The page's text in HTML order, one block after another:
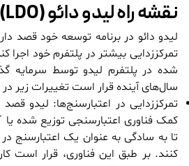
نقشه راه لیدو دائو (LDO)
لیدو دائو در برنامه توسعه خود قصد
تمرکززدایی بیشتر در پلتفرم خود اجرا
شده در پلتفرم لیدو توسط سرمایه
سال‌های آینده قرار است تغییرات زیر در Lido DAO اتفاق بیافتد:
تمرکززدایی در اعتبارسنج‌ها: لیدو
تا به سادگی به عنوان یک اعتبارسنج در
کنند. بر طبق این فناوری، قرار است